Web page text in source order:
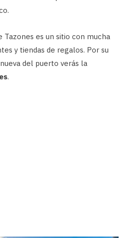
Tazones es un sitio con mucha
y tiendas de regalos. Por su
del puerto verás la
.